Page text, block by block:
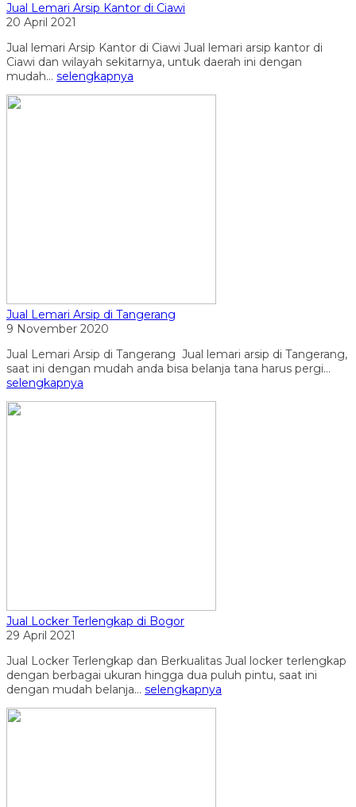
Jual Lemari Arsip Kantor di Ciawi
20 April 2021
Jual lemari Arsip Kantor di Ciawi Jual lemari arsip kantor di
Ciawi dan wilayah sekitarnya, untuk daerah ini dengan
mudah... selengkapnya
Jual Lemari Arsip di Tangerang
9 November 2020
Jual Lemari Arsip di Tangerang Jual lemari arsip di Tangerang,
saat ini dengan mudah anda bisa belanja tana harus pergi...
selengkapnya
Jual Locker Terlengkap di Bogor
29 April 2021
Jual Locker Terlengkap dan Berkualitas Jual locker terlengkap
dengan berbagai ukuran hingga dua puluh pintu, saat ini
dengan mudah belanja... selengkapnya